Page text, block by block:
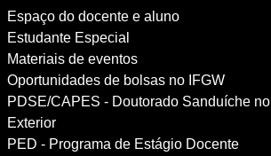
Espaço do docente e aluno
Estudante Especial
Materiais de eventos
Oportunidades de bolsas no IFGW
PDSE/CAPES - Doutorado Sanduíche no
Exterior
PED - Programa de Estágio Docente